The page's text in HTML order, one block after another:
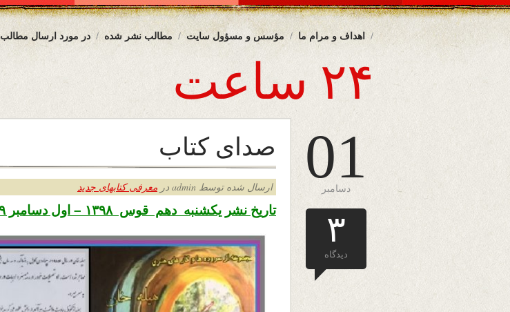
در مورد ارسال مطالب مطالب نشر شده مؤسس و مسؤول سایت اهداف و مرام ما
۲۴ ساعت
01
دسامبر
۳
دیدگاه
صدای کتاب
ارسال شده توسط admin در معرفی کتابهای جدید
تاریخ نشر یکشنبه دهم قوس ۱۳۹۸ – اول دسامبر ۲۰۱۹ هالند